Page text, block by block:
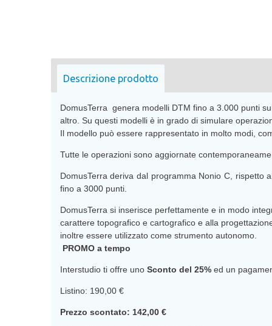
Descrizione prodotto
DomusTerra genera modelli DTM fino a 3.000 punti
altro. Su questi modelli è in grado di simulare
Il modello può essere rappresentato in molto modi,
Tutte le operazioni sono aggiornate
DomusTerra deriva dal programma Nonio C, rispetto
fino a 3000 punti.
DomusTerra si inserisce perfettamente e in modo
carattere topografico e cartografico e alla
inoltre essere utilizzato come strumento autonomo.
PROMO a tempo
Interstudio ti offre uno Sconto del 25%ed un
Listino: 190,00 €
Prezzo scontato: 142,00 €